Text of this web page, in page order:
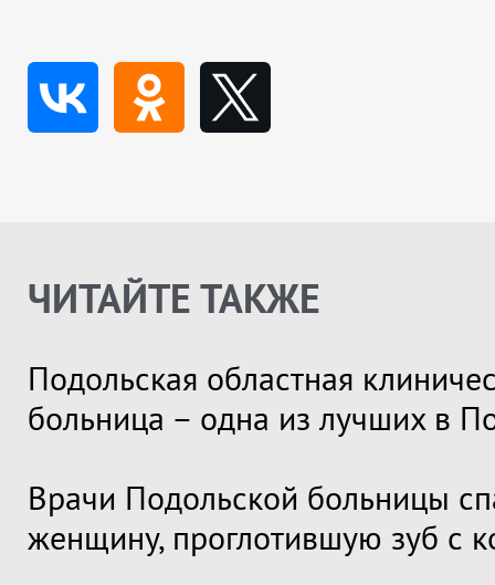
ЧИТАЙТЕ ТАКЖЕ
Подольская областная
больница – одна из лучших в
Врачи Подольской больницы
женщину, проглотившую зуб с